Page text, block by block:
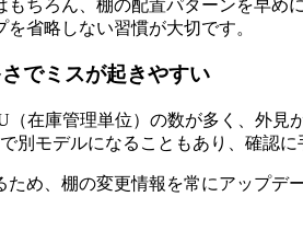
もちろん、棚の配置パターンを早め
省略しない習慣が大切です。
でミスが起きやすい
在庫管理単位）の数が多く、外見
別モデルになることもあり、確認に
め、棚の変更情報を常にアップデ